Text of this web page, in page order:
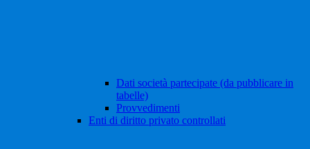
Dati società partecipate (da pubblicare in
tabelle)
Provvedimenti
Enti di diritto privato controllati